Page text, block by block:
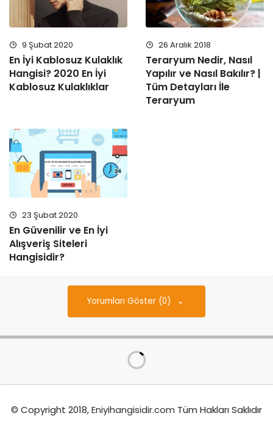
9 Şubat 2020
En İyi Kablosuz Kulaklık
Hangisi? 2020 En İyi
Kablosuz Kulaklıklar
26 Aralık 2018
Teraryum Nedir, Nasıl
Yapılır ve Nasıl Bakılır? |
Tüm Detayları İle
Teraryum
23 Şubat 2020
En Güvenilir ve En İyi
Alışveriş Siteleri
Hangisidir?
Yorumları Göster (0)
© Copyright 2018,Eniyihangisidir.com Tüm Hakları Saklıdır